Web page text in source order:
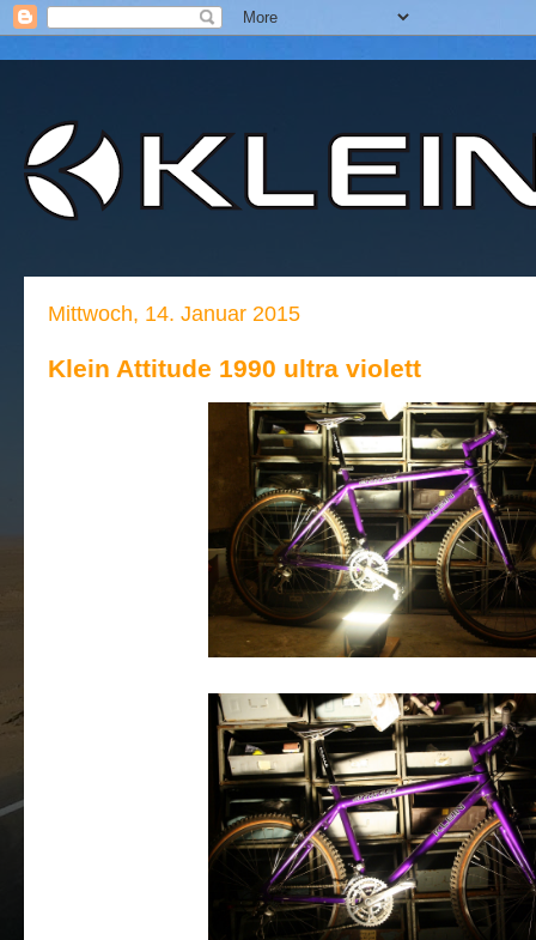
Mittwoch, 14. Januar 2015
Klein Attitude 1990 ultra violett